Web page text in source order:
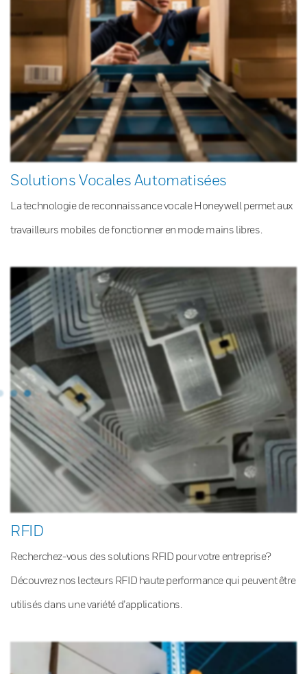
Solutions Vocales Automatisées
La technologie de reconnaissance vocale Honeywell permet aux
travailleurs mobiles de fonctionner en mode mains libres.
RFID
Recherchez-vous des solutions RFID pour votre entreprise?
Découvrez nos lecteurs RFID haute performance qui peuvent être
utilisés dans une variété d’applications.